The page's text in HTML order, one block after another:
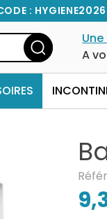
: HYGIENE2026
A